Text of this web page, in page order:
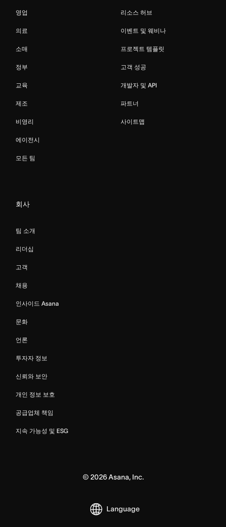
영업
의료
소매
정부
교육
제조
비영리
에이전시
모든 팀
리소스 허브
이벤트 및 웨비나
프로젝트 템플릿
고객 성공
개발자 및 API
파트너
사이트맵
회사
팀 소개
리더십
고객
채용
인사이드 Asana
문화
언론
투자자 정보
신뢰와 보안
개인 정보 보호
공급업체 책임
지속 가능성 및 ESG
©2026Asana, Inc.
Language